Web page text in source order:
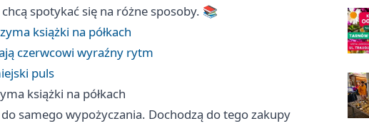
spotykać się na różne sposoby. 📚
książki na półkach
czerwcowi wyraźny rytm
puls
książki na półkach
samego wypożyczania. Dochodzą do tego zakupy